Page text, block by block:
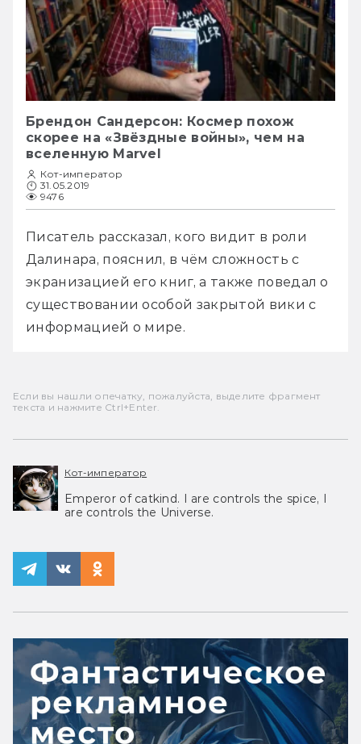
Брендон Сандерсон: Космер похож
скорее на «Звёздные войны», чем на
вселенную Marvel
Кот-император
31.05.2019
9476
Писатель рассказал, кого видит в роли
Далинара, пояснил, в чём сложность с
экранизацией его книг, а также поведал о
существовании особой закрытой вики с
информацией о мире.
Если вы нашли опечатку, пожалуйста, выделите фрагмент
текста и нажмите Ctrl+Enter.
Кот-император
Emperor of catkind. I are controls the spice, I
are controls the Universe.